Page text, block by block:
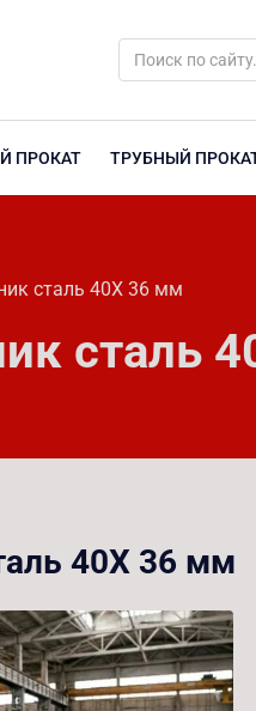
ПРОКАТ ТРУБНЫЙ
сталь 40Х 36 мм
сталь
40Х 36 мм